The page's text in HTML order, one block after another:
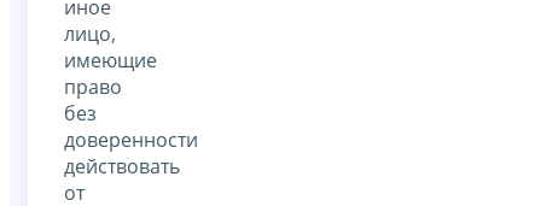
иное
лицо,
имеющие
право
без
доверенности
действовать
от